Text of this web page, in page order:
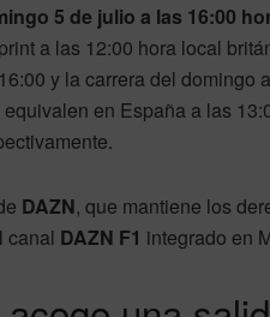
5 de julio a las 16:00
a las 12:00 hora local
y la carrera del domingo
en España a las
DAZN, que mantiene los
canal DAZN F1 integrado en